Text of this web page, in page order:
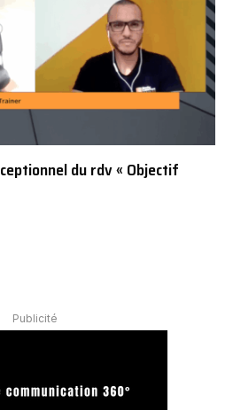
du rdv « Objectif
Publicité